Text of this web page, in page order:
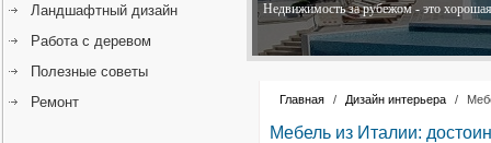
Недвижимость за рубежом - это
Главная / Дизайн интерьера /
Мебель из Италии:
Ландшафтный дизайн
Работа с деревом
Полезные советы
Ремонт